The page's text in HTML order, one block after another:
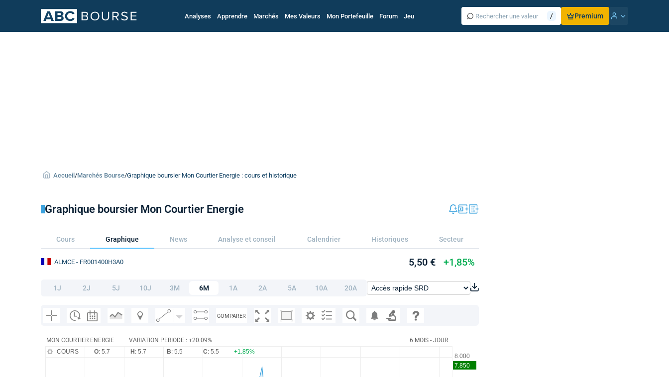
Analyses Apprendre Marchés Mes Valeurs Mon Portefeuille Forum Jeu ⌕ / Premium
Accueil /Marchés Bourse/Graphique boursier Mon Courtier Energie : cours et historique
Graphique boursier Mon Courtier Energie
Cours Graphique News Analyse et conseil Calendrier Historiques Secteur
ALMCE - FR001400H3A0 5,50 € +1,85%
1J 2J 5J 10J 3M 6M 1A 2A 5A 10A 20A
COMPARER
MON COURTIER ENERGIE VARIATION PERIODE : +20.09% 6 MOIS - JOUR
COURS O: 5.7 H : 5.7 B: 5.5 C: 5.5 +1.85%